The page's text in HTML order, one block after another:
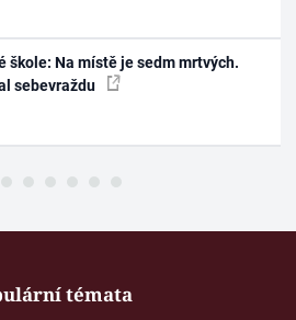
škole: Na místě je sedm mrtvých.
sebevraždu
témata